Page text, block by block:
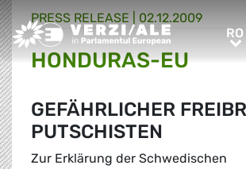
Greens/EFA Home RO
PRESS RELEASE | 02.12.2009
HONDURAS-EU
GEFÄHRLICHER
PUTSCHISTEN
Zur Erklärung der Schwedischen